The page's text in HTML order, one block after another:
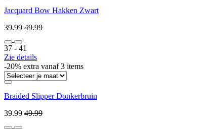
Jacquard Bow Hakken Zwart
39.99 49.99
37 ‐ 41
Zie details
-20% extra vanaf 3 items
Braided Slipper Donkerbruin
39.99 49.99